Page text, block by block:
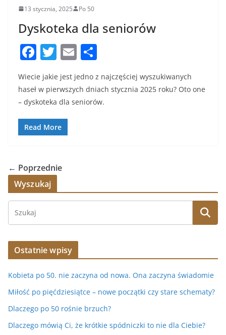
13 stycznia, 2025 Po 50
Dyskoteka dla seniorów
F
a
c
e
b
o
k
T
w
itt
er
E
m
ai
l
ar
e
Wiecie jakie jest jedno z najczęściej wyszukiwanych
haseł w pierwszych dniach stycznia 2025 roku? Oto one
– dyskoteka dla seniorów.
Read More
← Poprzednie
Wyszukaj
Ostatnie wpisy
Kobieta po 50. nie zaczyna od nowa. Ona zaczyna świadomie
Miłość po pięćdziesiątce – nowe początki czy stare schematy?
Dlaczego po 50 rośnie brzuch?
Dlaczego mówią Ci, że krótkie spódniczki to nie dla Ciebie?